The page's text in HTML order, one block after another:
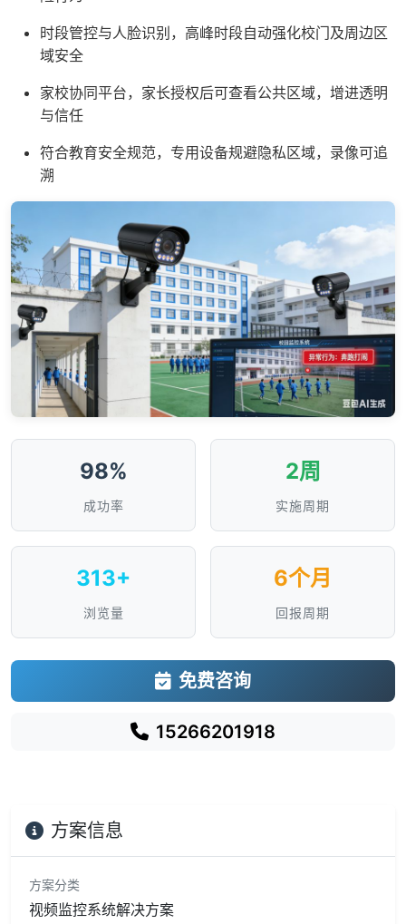
时段管控与人脸识别，高峰时段自动强化校门及周边区
域安全
家校协同平台，家长授权后可查看公共区域，增进透明
与信任
符合教育安全规范，专用设备规避隐私区域，录像可追
溯
98%
成功率
2周
实施周期
313+
浏览量
6个月
回报周期
免费咨询
15266201918
方案信息
方案分类
视频监控系统解决方案